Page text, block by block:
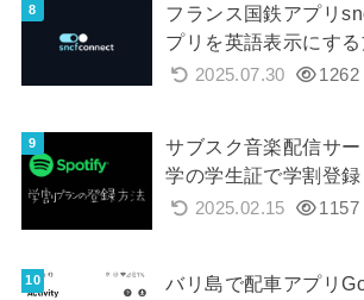
フランス国鉄アプリ
プリを英語表示にす
2025.07.30 1262
サブスク音楽配信サ
学の学生証で学割登
2025.02.15 1157
バリ島で配車アプリ